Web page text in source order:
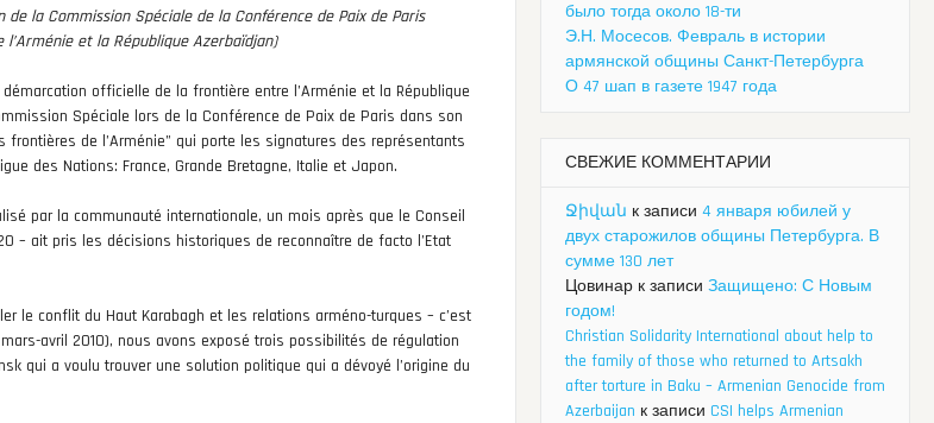
de la Commission Spéciale de la Conférence de Paix de Paris
et la République Azerbaïdjan)
officielle de la frontière entre l’Arménie et la République
Spéciale lors de la Conférence de Paix de Paris dans son
de l’Arménie” qui porte les signatures des représentants
des Nations: France, Grande Bretagne, Italie et Japon.
par la communauté internationale, un mois après que le Conseil
– ait pris les décisions historiques de reconnaître de facto l’Etat
le conflit du Haut Karabagh et les relations arméno-turques – c’est
mars-avril 2010), nous avons exposé trois possibilités de régulation
qui a voulu trouver une solution politique qui a dévoyé l’origine du
было тогда около 18-ти
Э.Н. Мосесов. Февраль в истории
армянской общины Санкт-Петербурга
О 47 шап в газете 1947 года
СВЕЖИЕ КОММЕНТАРИИ
Ջիվան к записи 4 января юбилей у
двух старожилов общины Петербурга. В
сумме 130 лет
Цовинар к записи Защищено: С Новым
годом!
Christian Solidarity International about help to
the family of those who returned to Artsakh
after torture in Baku – Armenian Genocide from
Azerbaijan к записи CSI helps Armenian